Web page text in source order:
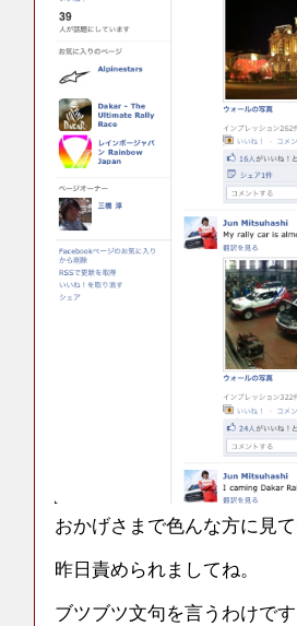
おかげさまで色んな方に見
昨日責められましてね。
ブツブツ文句を言うわけです